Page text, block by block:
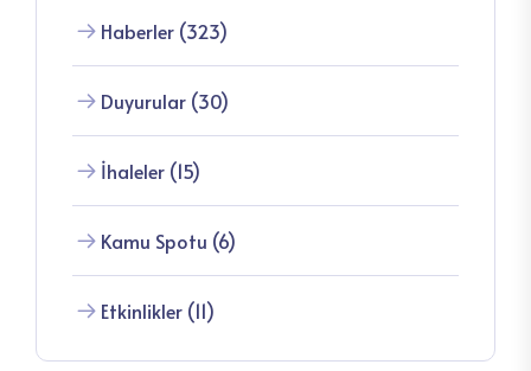
Haberler (323)
Duyurular (30)
İhaleler (15)
Kamu Spotu (6)
Etkinlikler (11)